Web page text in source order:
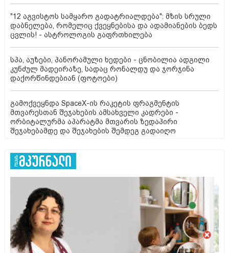
"12 აგვისტოს სამყარო გადატრიალდება": მზის სრული
დაბნელება, რომელიც ქვეყნებისა და ადამიანების ბედს
ცვლის! - ასტროლოგის გაფრთხილება
სპა, აუზები, პანორამული ხედები - ცნობილია ადგილი
კუნძულ მადეირაზე, სადაც რონალდუ და ჯორჯინა
დაქორწინდებიან (ფოტოები)
გამოქვეყნდა SpaceX-ის რაკეტის ფრაგმენტის
მთვარესთან შეჯახების ამსახველი კადრები -
ორბიტალურმა აპარატმა მთვარის ზედაპირი
შეჯახებამდე და შეჯახების შემდეგ გადაიღო